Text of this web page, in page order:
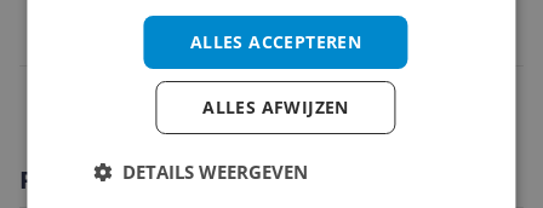
Gevarenaanduiding
Productomschrijving
ALLES ACCEPTEREN
ALLES AFWIJZEN
DETAILS WEERGEVEN